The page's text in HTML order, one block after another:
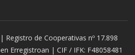
Registro de Cooperativas nº 17.898
Erregistroan | CIF / IFK: F48058481